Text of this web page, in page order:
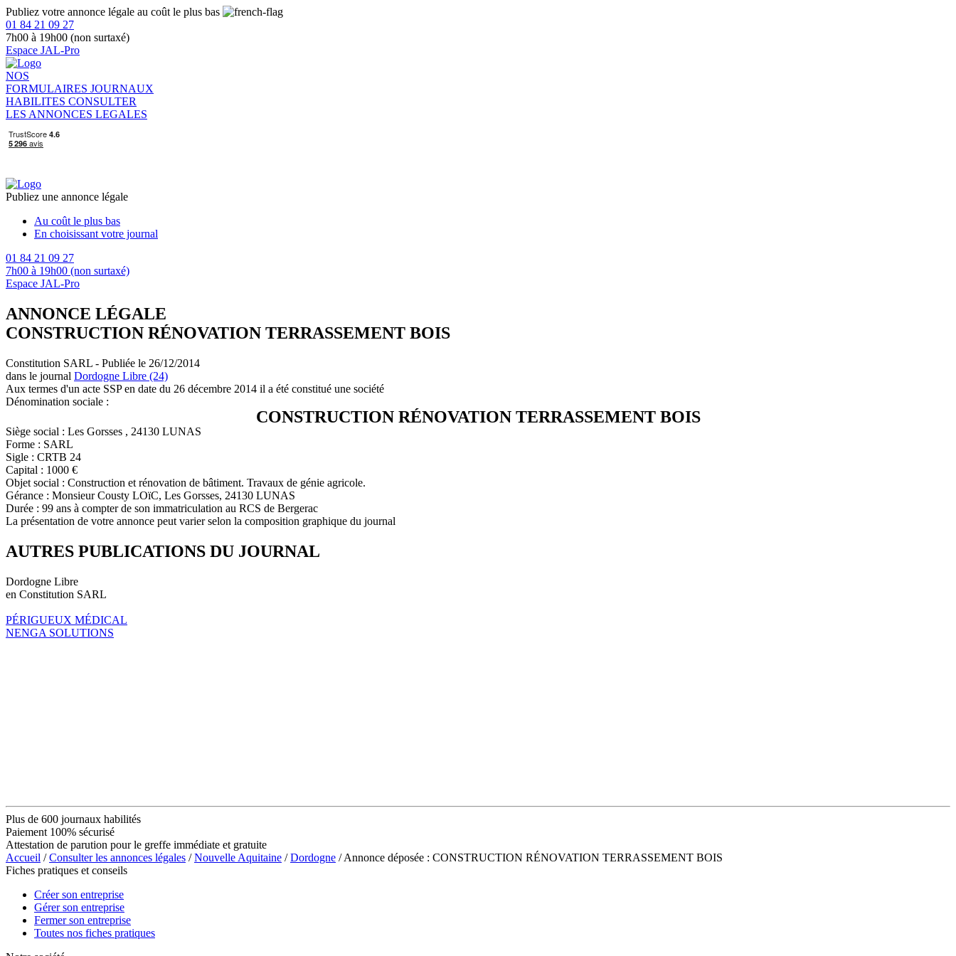
Publiez votre annonce légale au coût le plus bas
01 84 21 09 27
7h00 à 19h00 (non surtaxé)
Espace JAL-Pro
NOS
FORMULAIRES JOURNAUX
HABILITES CONSULTER
LES ANNONCES LEGALES
Publiez une annonce légale
Au coût le plus bas
En choisissant votre journal
01 84 21 09 27
7h00 à 19h00 (non surtaxé)
Espace JAL-Pro
ANNONCE LÉGALE
CONSTRUCTION RÉNOVATION TERRASSEMENT BOIS
Constitution SARL - Publiée le 26/12/2014
dans le journal Dordogne Libre (24)
Aux termes d'un acte SSP en date du 26 décembre 2014 il a été constitué une société
Dénomination sociale :
CONSTRUCTION RÉNOVATION TERRASSEMENT BOIS
Siège social : Les Gorsses , 24130 LUNAS
Forme : SARL
Sigle : CRTB 24
Capital : 1000 €
Objet social : Construction et rénovation de bâtiment. Travaux de génie agricole.
Gérance : Monsieur Cousty LOïC, Les Gorsses, 24130 LUNAS
Durée : 99 ans à compter de son immatriculation au RCS de Bergerac
La présentation de votre annonce peut varier selon la composition graphique du journal
AUTRES PUBLICATIONS DU JOURNAL
Dordogne Libre
en Constitution SARL
PÉRIGUEUX MÉDICAL
NENGA SOLUTIONS
Plus de 600 journaux habilités
Paiement 100% sécurisé
Attestation de parution pour le greffe immédiate et gratuite
Accueil /Consulter les annonces légales /Nouvelle Aquitaine /Dordogne / Annonce déposée : CONSTRUCTION RÉNOVATION TERRASSEMENT BOIS
Fiches pratiques et conseils
Créer son entreprise
Gérer son entreprise
Fermer son entreprise
Toutes nos fiches pratiques